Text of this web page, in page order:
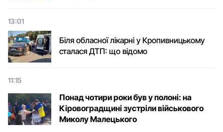
13:01
Біля обласної лікарні у Кропивницькому
сталася ДТП: що відомо
11:15
Понад чотири роки був у полоні: на
Кіровоградщині зустріли військового
Микoлу Малецькoгo